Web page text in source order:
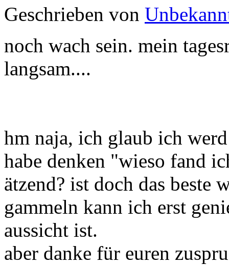
Geschrieben von
noch wach sein. mein
langsam....
hm naja, ich glaub ich
habe denken "wieso fand
ätzend? ist doch das beste
gammeln kann ich erst
aussicht ist.
aber danke für euren